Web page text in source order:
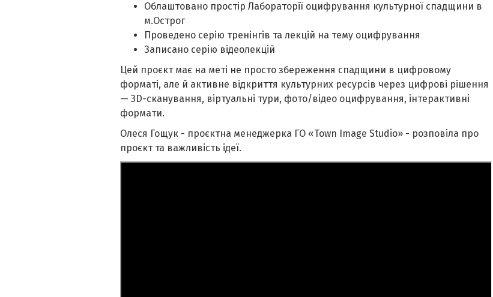
Облаштовано простір Лабораторії оцифрування культурної спадщини в
м.Острог
Проведено серію тренінгів та лекцій на тему оцифрування
Записано серію відеолекцій
Цей проєкт має на меті не просто збереження спадщини в цифровому
форматі, але й активне відкриття культурних ресурсів через цифрові рішення
— 3D-сканування, віртуальні тури, фото/відео оцифрування, інтерактивні
формати.
Олеся Гощук - проєктна менеджерка ГО «Town Image Studio» - розповіла про
проєкт та важливість ідеї.